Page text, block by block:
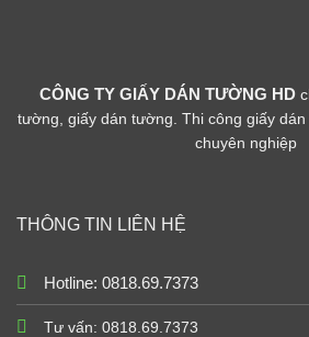
CÔNG TY GIẤY DÁN TƯỜNG HD
tường, giấy dán tường. Thi công giấy
chuyên nghiệp
THÔNG TIN LIÊN HỆ
Hotline: 0818.69.7373
Tư vấn: 0818.69.7373